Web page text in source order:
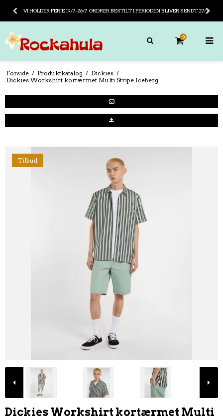
VI HOLDER FERIE 19/7-26/7. ORDRER BESTILT I PERIODEN BLIVER SENDT 27/7
0
Forside / Produktkatalog / Dickies /
Dickies Workshirt kortærmet Multi Stripe Iceberg
Tilbud
Dickies Workshirt kortærmet Multi